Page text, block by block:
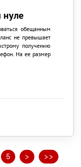
нуле
обещанным
не превышает
получению
На ее размер
5 > >>